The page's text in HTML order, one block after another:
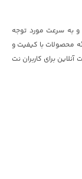
خود را از سال 1400 آغاز کرده و به سرعت مورد توجه
محصولات با کیفیت و
آنلاین برای کاربران نت